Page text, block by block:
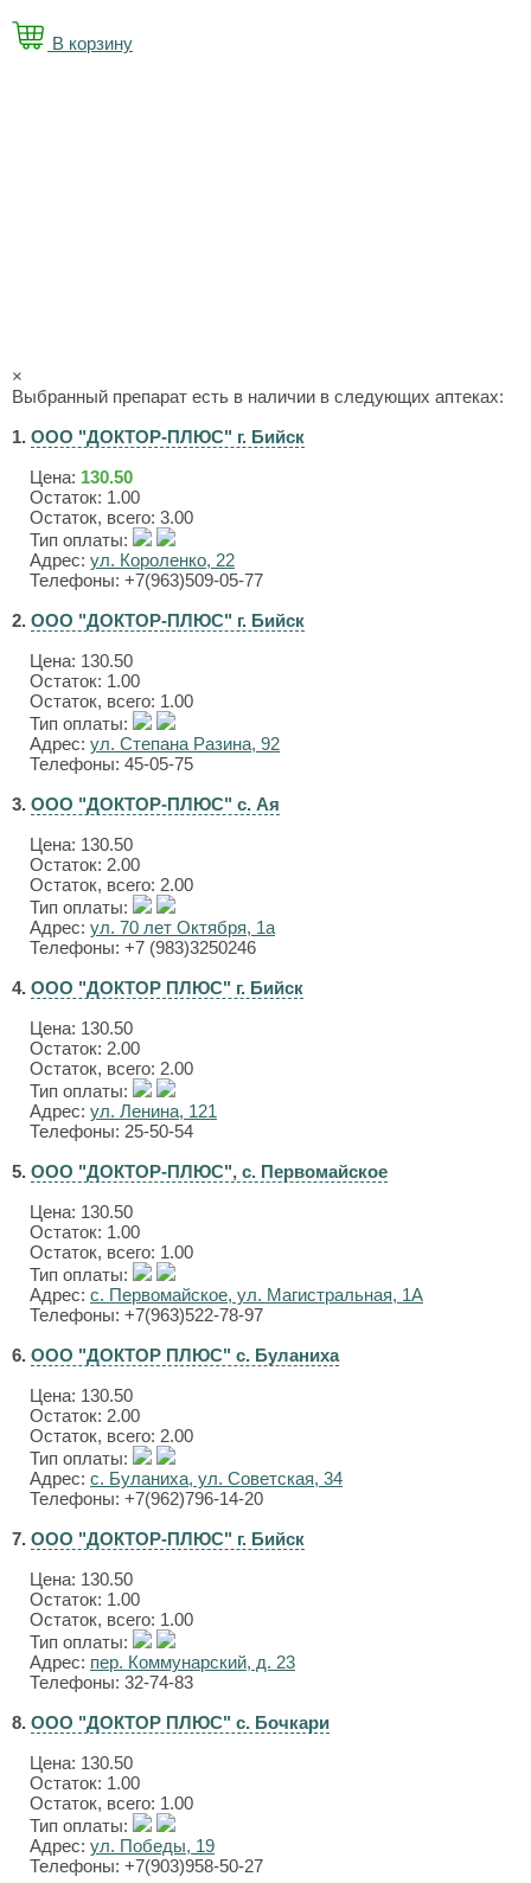
В корзину
×
Выбранный препарат есть в наличии в следующих аптеках:
1. ООО "ДОКТОР-ПЛЮС" г. Бийск
Цена: 130.50
Остаток: 1.00
Остаток, всего: 3.00
Тип оплаты:
Адрес: ул. Короленко, 22
Телефоны: +7(963)509-05-77
2. ООО "ДОКТОР-ПЛЮС" г. Бийск
Цена: 130.50
Остаток: 1.00
Остаток, всего: 1.00
Тип оплаты:
Адрес: ул. Степана Разина, 92
Телефоны: 45-05-75
3. ООО "ДОКТОР-ПЛЮС" с. Ая
Цена: 130.50
Остаток: 2.00
Остаток, всего: 2.00
Тип оплаты:
Адрес: ул. 70 лет Октября, 1а
Телефоны: +7 (983)3250246
4. ООО "ДОКТОР ПЛЮС" г. Бийск
Цена: 130.50
Остаток: 2.00
Остаток, всего: 2.00
Тип оплаты:
Адрес: ул. Ленина, 121
Телефоны: 25-50-54
5. ООО "ДОКТОР-ПЛЮС", с. Первомайское
Цена: 130.50
Остаток: 1.00
Остаток, всего: 1.00
Тип оплаты:
Адрес: с. Первомайское, ул. Магистральная, 1А
Телефоны: +7(963)522-78-97
6. ООО "ДОКТОР ПЛЮС" с. Буланиха
Цена: 130.50
Остаток: 2.00
Остаток, всего: 2.00
Тип оплаты:
Адрес: с. Буланиха, ул. Советская, 34
Телефоны: +7(962)796-14-20
7. ООО "ДОКТОР-ПЛЮС" г. Бийск
Цена: 130.50
Остаток: 1.00
Остаток, всего: 1.00
Тип оплаты:
Адрес: пер. Коммунарский, д. 23
Телефоны: 32-74-83
8. ООО "ДОКТОР ПЛЮС" с. Бочкари
Цена: 130.50
Остаток: 1.00
Остаток, всего: 1.00
Тип оплаты:
Адрес: ул. Победы, 19
Телефоны: +7(903)958-50-27